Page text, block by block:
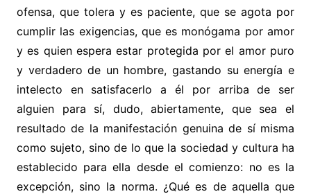
ofensa, que tolera y es paciente, que se agota por
cumplir las exigencias, que es monógama por amor
y es quien espera estar protegida por el amor puro
y verdadero de un hombre, gastando su energía e
intelecto en satisfacerlo a él por arriba de ser
alguien para sí, dudo, abiertamente, que sea el
resultado de la manifestación genuina de sí misma
como sujeto, sino de lo que la sociedad y cultura ha
establecido para ella desde el comienzo: no es la
excepción, sino la norma. ¿Qué es de aquella que